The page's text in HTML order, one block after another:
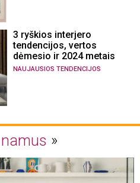
3 ryškios interjero
tendencijos, vertos
dėmesio ir 2024 metais
NAUJAUSIOS TENDENCIJOS